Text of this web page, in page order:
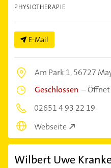
PHYSIOTHERAPIE
E-Mail
Am Park 1,56727
Geschlossen –
02651 4 93 22 19
Webseite
Wilbert Uwe